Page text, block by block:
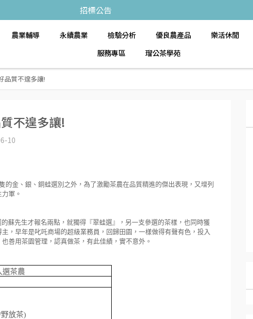
招標公告
農業輔導 永續農業 檢驗分析 優良農產品 樂活休閒
服務專區
瑠公茶學苑
品質不遑多讓!
不遑多讓!
10
金、銀、銅蛙選別之外，為了激勵茶農在品質精進的傑出表現，又增列
軍。
蘇先生才報名兩點，就獨得『翠蛙選』，另一支參選的茶樣，也同時獲
，早年是叱吒商場的超級業務員，回歸田園，一樣做得有聲有色，投入
善用茶園管理，認真做茶，有此佳績，實不意外。
選茶農
野放茶)